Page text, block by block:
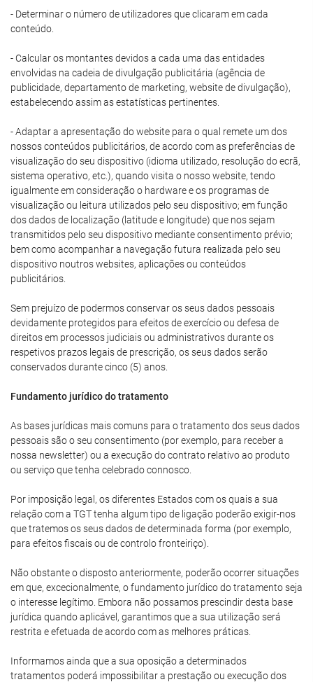
- Determinar o número de utilizadores que clicaram em cada
conteúdo.
- Calcular os montantes devidos a cada uma das entidades
envolvidas na cadeia de divulgação publicitária (agência de
publicidade, departamento de marketing, website de divulgação),
estabelecendo assim as estatísticas pertinentes.
- Adaptar a apresentação do website para o qual remete um dos
nossos conteúdos publicitários, de acordo com as preferências de
visualização do seu dispositivo (idioma utilizado, resolução do ecrã,
sistema operativo, etc.), quando visita o nosso website, tendo
igualmente em consideração o hardware e os programas de
visualização ou leitura utilizados pelo seu dispositivo; em função
dos dados de localização (latitude e longitude) que nos sejam
transmitidos pelo seu dispositivo mediante consentimento prévio;
bem como acompanhar a navegação futura realizada pelo seu
dispositivo noutros websites, aplicações ou conteúdos
publicitários.
Sem prejuízo de podermos conservar os seus dados pessoais
devidamente protegidos para efeitos de exercício ou defesa de
direitos em processos judiciais ou administrativos durante os
respetivos prazos legais de prescrição, os seus dados serão
conservados durante cinco (5) anos.
Fundamento jurídico do tratamento
As bases jurídicas mais comuns para o tratamento dos seus dados
pessoais são o seu consentimento (por exemplo, para receber a
nossa newsletter) ou a execução do contrato relativo ao produto
ou serviço que tenha celebrado connosco.
Por imposição legal, os diferentes Estados com os quais a sua
relação com a TGT tenha algum tipo de ligação poderão exigir-nos
que tratemos os seus dados de determinada forma (por exemplo,
para efeitos fiscais ou de controlo fronteiriço).
Não obstante o disposto anteriormente, poderão ocorrer situações
em que, excecionalmente, o fundamento jurídico do tratamento seja
o interesse legítimo. Embora não possamos prescindir desta base
jurídica quando aplicável, garantimos que a sua utilização será
restrita e efetuada de acordo com as melhores práticas.
Informamos ainda que a sua oposição a determinados
tratamentos poderá impossibilitar a prestação ou execução dos